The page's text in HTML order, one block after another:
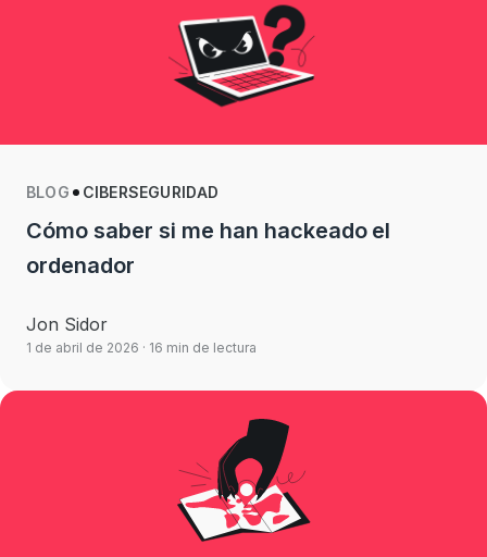
BLOG CIBERSEGURIDAD
Cómo saber si me han hackeado el
ordenador
Jon Sidor
1 de abril de 2026 · 16 min de lectura